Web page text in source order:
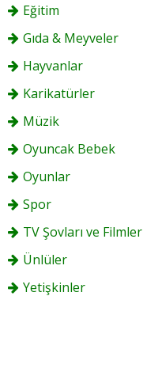
Eğitim
Gıda & Meyveler
Hayvanlar
Karikatürler
Müzik
Oyuncak Bebek
Oyunlar
Spor
TV Şovları ve Filmler
Ünlüler
Yetişkinler